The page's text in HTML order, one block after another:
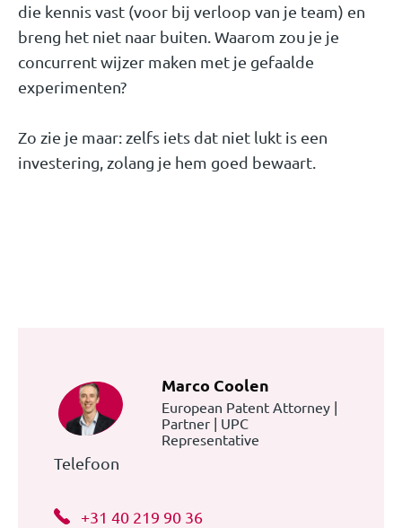
die kennis vast (voor bij verloop van je team) en
breng het niet naar buiten. Waarom zou je je
concurrent wijzer maken met je gefaalde
experimenten?
Zo zie je maar: zelfs iets dat niet lukt is een
investering, zolang je hem goed bewaart.
Marco Coolen
European Patent Attorney |
Partner | UPC
Representative
Telefoon
+31 40 219 90 36